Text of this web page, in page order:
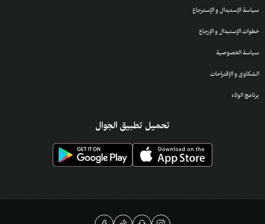
سياسة الإستبدال و الإسترجاع
خطوات الإستبدال و الإرجاع
سياسة الخصوصية
الشكاوى و الإقتراحات
برنامج الولاء
تحميل تطبيق الجوال